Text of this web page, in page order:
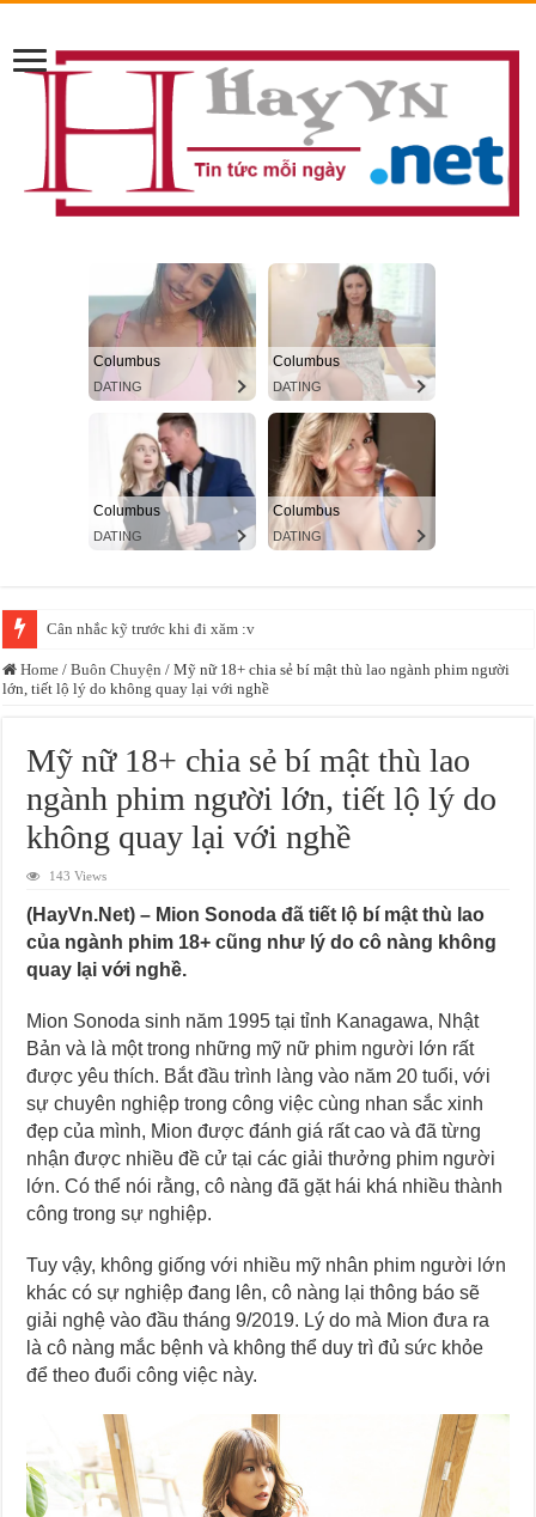
Cân nhắc kỹ trước khi đi xăm :v
Home / Buôn Chuyện / Mỹ nữ 18+ chia sẻ bí mật thù lao ngành phim người
lớn, tiết lộ lý do không quay lại với nghề
Mỹ nữ 18+ chia sẻ bí mật thù lao
ngành phim người lớn, tiết lộ lý do
không quay lại với nghề
143 Views
(HayVn.Net) – Mion Sonoda đã tiết lộ bí mật thù lao
của ngành phim 18+ cũng như lý do cô nàng không
quay lại với nghề.
Mion Sonoda sinh năm 1995 tại tỉnh Kanagawa, Nhật
Bản và là một trong những mỹ nữ phim người lớn rất
được yêu thích. Bắt đầu trình làng vào năm 20 tuổi, với
sự chuyên nghiệp trong công việc cùng nhan sắc xinh
đẹp của mình, Mion được đánh giá rất cao và đã từng
nhận được nhiều đề cử tại các giải thưởng phim người
lớn. Có thể nói rằng, cô nàng đã gặt hái khá nhiều thành
công trong sự nghiệp.
Tuy vậy, không giống với nhiều mỹ nhân phim người lớn
khác có sự nghiệp đang lên, cô nàng lại thông báo sẽ
giải nghệ vào đầu tháng 9/2019. Lý do mà Mion đưa ra
là cô nàng mắc bệnh và không thể duy trì đủ sức khỏe
để theo đuổi công việc này.